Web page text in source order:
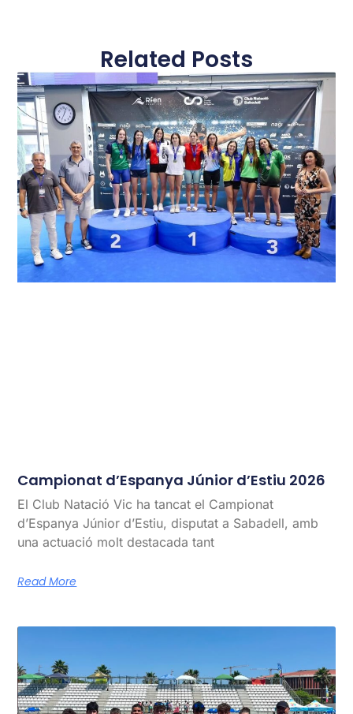
Related Posts
Campionat d’Espanya Júnior d’Estiu 2026
El Club Natació Vic ha tancat el Campionat
d’Espanya Júnior d’Estiu, disputat a Sabadell, amb
una actuació molt destacada tant
Read More